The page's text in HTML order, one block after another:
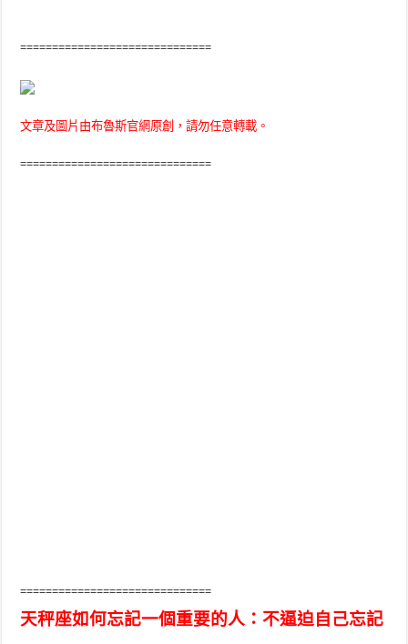
==============================
文章及圖片由布魯斯官網原創，請勿任意轉載。
==============================
==============================
天秤座如何忘記一個重要的人：不逼迫自己忘記